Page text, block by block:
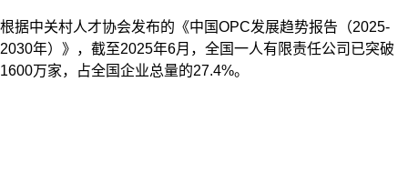
根据中关村人才协会发布的《中国OPC发展趋势报告（2025-
2030年）》，截至2025年6月，全国一人有限责任公司已突破
1600万家，占全国企业总量的27.4%。